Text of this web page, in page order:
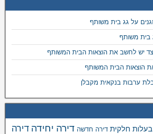
על גג בית משותף
בית משותף
יש לחשב את הוצאות הבית המשותף
הוצאות הבית המשותף
ערבות בנקאית מקבלן
בעלות חלקית דירה חדשה דירה יחידה דירה